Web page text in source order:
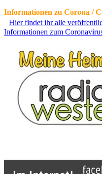
Informationen zu Corona /
Hier findet ihr alle
Informationen zum